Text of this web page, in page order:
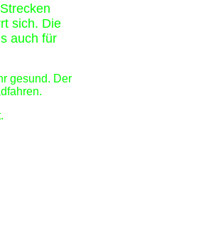
sich. Die
auch für
gesund. Der